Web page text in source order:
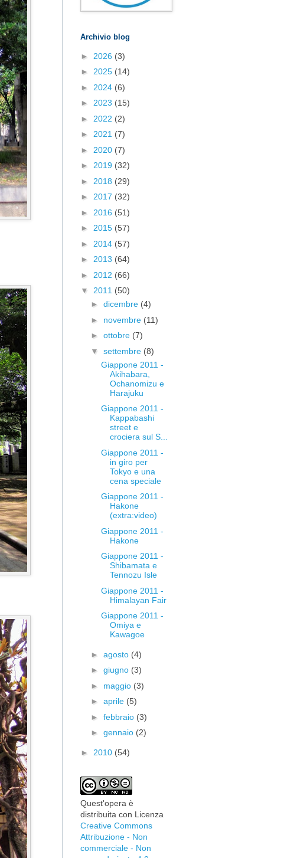
Archivio blog
► 2026 (3)
► 2025 (14)
► 2024 (6)
► 2023 (15)
► 2022 (2)
► 2021 (7)
► 2020 (7)
► 2019 (32)
► 2018 (29)
► 2017 (32)
► 2016 (51)
► 2015 (57)
► 2014 (57)
► 2013 (64)
► 2012 (66)
▼ 2011 (50)
► dicembre (4)
► novembre (11)
► ottobre (7)
▼ settembre (8)
Giappone 2011 -
Akihabara,
Ochanomizu e
Harajuku
Giappone 2011 -
Kappabashi
street e
crociera sul S...
Giappone 2011 -
in giro per
Tokyo e una
cena speciale
Giappone 2011 -
Hakone
(extra:video)
Giappone 2011 -
Hakone
Giappone 2011 -
Shibamata e
Tennozu Isle
Giappone 2011 -
Himalayan Fair
Giappone 2011 -
Omiya e
Kawagoe
► agosto (4)
► giugno (3)
► maggio (3)
► aprile (5)
► febbraio (3)
► gennaio (2)
► 2010 (54)
Quest'opera è
distribuita con Licenza
Creative Commons
Attribuzione - Non
commerciale - Non